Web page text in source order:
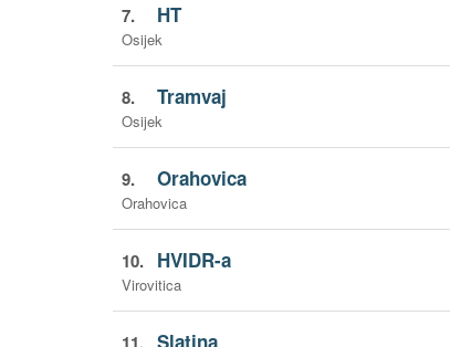
7. HT
Osijek
8. Tramvaj
Osijek
9. Orahovica
Orahovica
10. HVIDR-a
Virovitica
Slatina